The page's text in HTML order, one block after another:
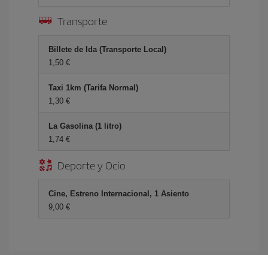
Transporte
Billete de Ida (Transporte Local)
1,50 €
Taxi 1km (Tarifa Normal)
1,30 €
La Gasolina (1 litro)
1,74 €
Deporte y Ocio
Cine, Estreno Internacional, 1 Asiento
9,00 €